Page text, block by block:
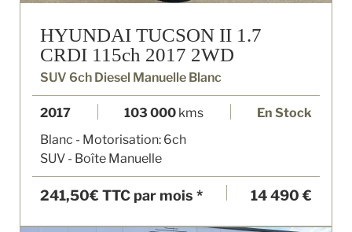
HYUNDAI TUCSON II 1.7
CRDI 115ch 2017 2WD
SUV 6ch Diesel Manuelle Blanc
2017 103 000 kms
En Stock
Blanc - Motorisation: 6ch
SUV - Boîte Manuelle
241,50€ TTC par mois * 14 490 €